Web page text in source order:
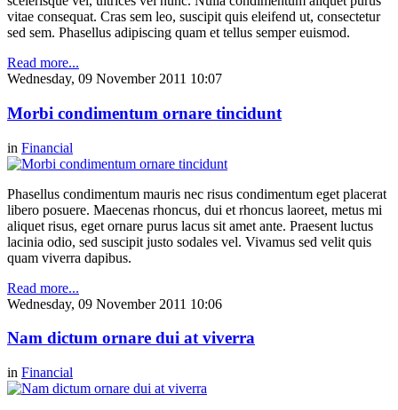
vitae consequat. Cras sem leo, suscipit quis eleifend ut, consectetur
sed sem. Phasellus adipiscing quam et tellus semper euismod.
Read more...
Wednesday, 09 November 2011 10:07
Morbi condimentum ornare tincidunt
in Financial
Phasellus condimentum mauris nec risus condimentum eget placerat
libero posuere. Maecenas rhoncus, dui et rhoncus laoreet, metus mi
aliquet risus, eget ornare purus lacus sit amet ante. Praesent luctus
lacinia odio, sed suscipit justo sodales vel. Vivamus sed velit quis
quam viverra dapibus.
Read more...
Wednesday, 09 November 2011 10:06
Nam dictum ornare dui at viverra
in Financial